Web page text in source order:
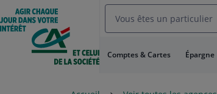
Aller
au
Menu
Aller au
Contenu
Vous êtes un particulier
Comptes & Cartes Épargne